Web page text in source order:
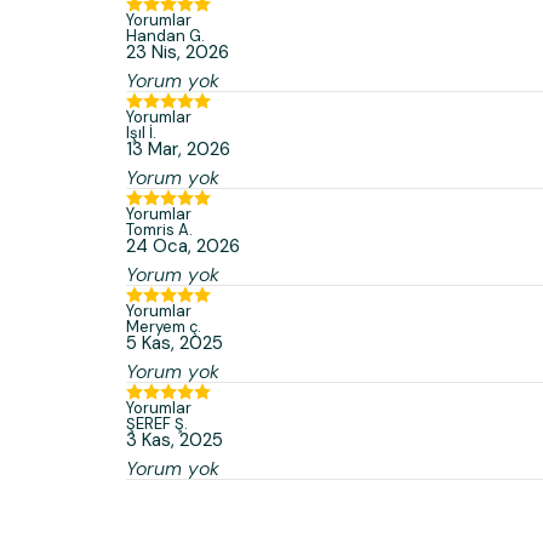
Yorumlar
Handan G.
23 Nis, 2026
Yorum yok
Yorumlar
Işıl İ.
13 Mar, 2026
Yorum yok
Yorumlar
Tomris A.
24 Oca, 2026
Yorum yok
Yorumlar
Meryem ç.
5 Kas, 2025
Yorum yok
Yorumlar
ŞEREFŞ.
3 Kas, 2025
Yorum yok